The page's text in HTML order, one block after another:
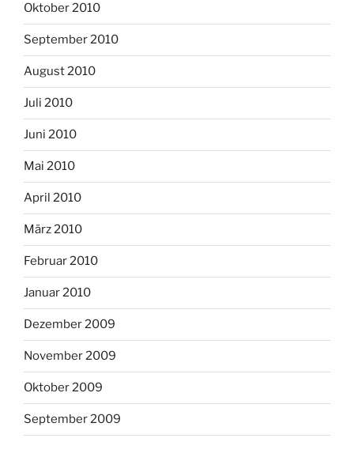
Oktober 2010
September 2010
August 2010
Juli 2010
Juni 2010
Mai 2010
April 2010
März 2010
Februar 2010
Januar 2010
Dezember 2009
November 2009
Oktober 2009
September 2009